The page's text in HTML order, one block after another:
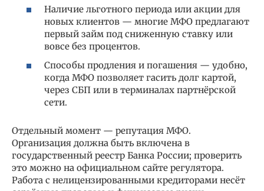
Наличие льготного периода или акции для
новых клиентов — многие МФО предлагают
первый займ под сниженную ставку или
вовсе без процентов.
Способы продления и погашения — удобно,
когда МФО позволяет гасить долг картой,
через СБП или в терминалах партнёрской
сети.
Отдельный момент — репутация МФО.
Организация должна быть включена в
государственный реестр Банка России; проверить
это можно на официальном сайте регулятора.
Работа с нелицензированными кредиторами несёт